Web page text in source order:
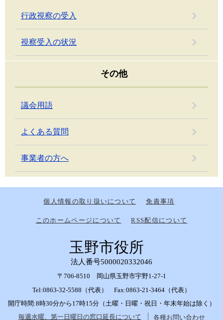
行政視察の受入
視察受入の状況
その他
議会用語
よくある質問
事業者の方へ
個人情報の取り扱いについて 免責事項
このホームページについて RSS配信について
玉野市役所
法人番号5000020332046
〒706-8510 岡山県玉野市宇野1-27-1
Tel:0863-32-5588（代表） Fax:0863-21-3464（代表）
開庁時間:8時30分から17時15分（土曜・日曜・祝日・年末年始は除く）
毎週水曜、第一日曜日の窓口延長について
各種お問い合わせ